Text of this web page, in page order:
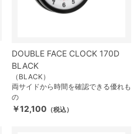
DOUBLE FACE CLOCK 170D
BLACK
（BLACK）
両サイドから時間を確認できる優れも
の
￥12,100 （税込）